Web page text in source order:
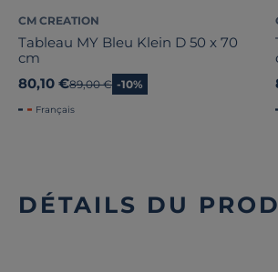
CM CREATION
Tableau MY Bleu Klein D 50 x 70
cm
80,10 €Ancien prix
89,00 € -10%
Français
DÉTAILS DU